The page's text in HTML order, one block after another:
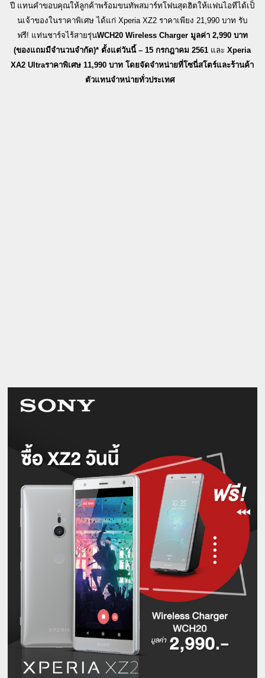
ปี แทนคำขอบคุณให้ลูกค้าพร้อมขนทัพสมาร์ทโฟนสุดฮิตให้แฟนไอทีได้เป็
นเจ้าของในราคาพิเศษ ได้แก่Xperia XZ2 ราคาเพียง21,990 บาท รับ
ฟรี! แท่นชาร์จไร้สายรุ่นWCH20 Wireless Charger มูลค่า 2,990 บาท
(ของแถมมีจำนวนจำกัด)* ตั้งแต่วันนี้ – 15 กรกฎาคม 2561 และXperia
XA2 Ultraราคาพิเศษ11,990 บาท โดยจัดจำหน่ายที่โซนี่สโตร์และร้านค้า
ตัวแทนจำหน่ายทั่วประเทศ